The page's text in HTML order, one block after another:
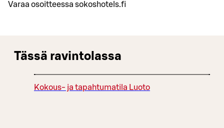
Varaa osoitteessa sokoshotels.fi
Tässä ravintolassa
Kokous- ja tapahtumatila Luoto